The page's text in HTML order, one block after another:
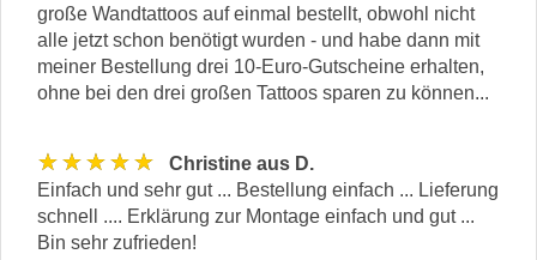
große Wandtattoos auf einmal bestellt, obwohl nicht
alle jetzt schon benötigt wurden - und habe dann mit
meiner Bestellung drei 10-Euro-Gutscheine erhalten,
ohne bei den drei großen Tattoos sparen zu können...
★★★★★
Christine aus D.
Einfach und sehr gut ... Bestellung einfach ... Lieferung
schnell .... Erklärung zur Montage einfach und gut ...
Bin sehr zufrieden!